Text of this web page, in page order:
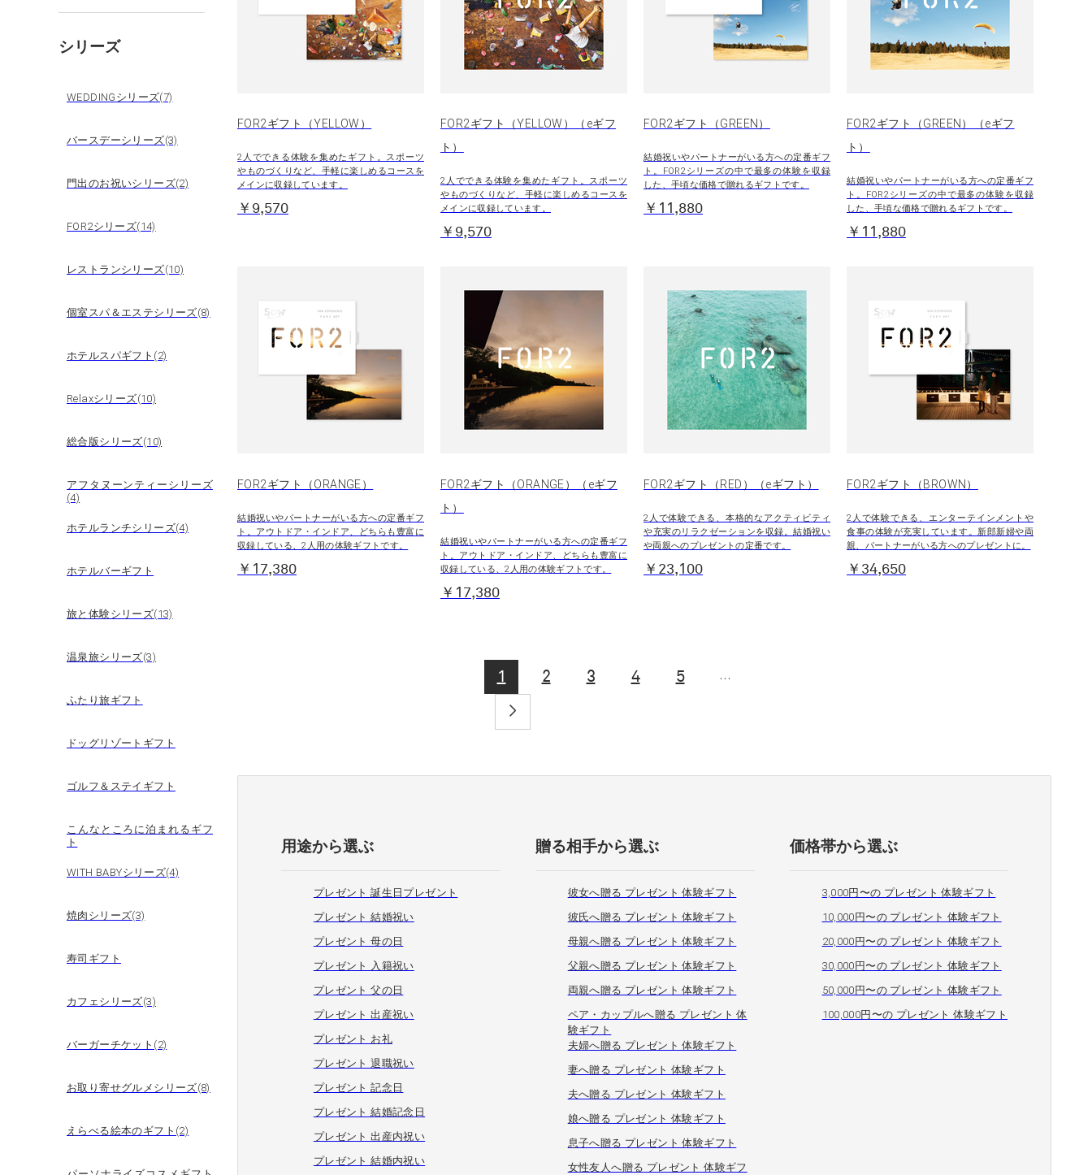
シリーズ
WEDDINGシリーズ(7)
バースデーシリーズ(3)
門出のお祝いシリーズ(2)
FOR2シリーズ(14)
レストランシリーズ(10)
個室スパ＆エステシリーズ(8)
ホテルスパギフト(2)
Relaxシリーズ(10)
総合版シリーズ(10)
アフタヌーンティーシリーズ
(4)
ホテルランチシリーズ(4)
ホテルバーギフト
旅と体験シリーズ(13)
温泉旅シリーズ(3)
ふたり旅ギフト
ドッグリゾートギフト
ゴルフ＆ステイギフト
こんなところに泊まれるギフ
ト
WITH BABYシリーズ(4)
焼肉シリーズ(3)
寿司ギフト
カフェシリーズ(3)
バーガーチケット(2)
お取り寄せグルメシリーズ(8)
えらべる絵本のギフト(2)
FOR2ギフト（YELLOW）
2人でできる体験を集めたギフト。スポーツ
やものづくりなど、手軽に楽しめるコースを
メインに収録しています。
￥9,570
FOR2ギフト（YELLOW）（eギフ
ト）
2人でできる体験を集めたギフト。スポーツ
やものづくりなど、手軽に楽しめるコースを
メインに収録しています。
￥9,570
FOR2ギフト（GREEN）
結婚祝いやパートナーがいる方への定番ギフ
ト。FOR2シリーズの中で最多の体験を収録
した、手頃な価格で贈れるギフトです。
￥11,880
FOR2ギフト（GREEN）（eギフ
ト）
結婚祝いやパートナーがいる方への定番ギフ
ト。FOR2シリーズの中で最多の体験を収録
した、手頃な価格で贈れるギフトです。
￥11,880
FOR2ギフト（ORANGE）
結婚祝いやパートナーがいる方への定番ギフ
ト。アウトドア・インドア、どちらも豊富に
収録している、2人用の体験ギフトです。
￥17,380
FOR2ギフト（ORANGE）（eギフ
ト）
結婚祝いやパートナーがいる方への定番ギフ
ト。アウトドア・インドア、どちらも豊富に
収録している、2人用の体験ギフトです。
￥17,380
FOR2ギフト（RED）（eギフト）
2人で体験できる、本格的なアクティビティ
や充実のリラクゼーションを収録。結婚祝い
や両親へのプレゼントの定番です。
￥23,100
FOR2ギフト（BROWN）
2人で体験できる、エンターテインメントや
食事の体験が充実しています。新郎新婦や両
親、パートナーがいる方へのプレゼントに。
￥34,650
1 2 3 4 5 ...
用途から選ぶ
プレゼント 誕生日プレゼント
プレゼント 結婚祝い
プレゼント 母の日
プレゼント 入籍祝い
プレゼント 父の日
プレゼント 出産祝い
プレゼント お礼
プレゼント 退職祝い
プレゼント 記念日
プレゼント 結婚記念日
プレゼント 出産内祝い
プレゼント 結婚内祝い
贈る相手から選ぶ
彼女へ贈る プレゼント 体験ギフト
彼氏へ贈る プレゼント 体験ギフト
母親へ贈る プレゼント 体験ギフト
父親へ贈る プレゼント 体験ギフト
両親へ贈る プレゼント 体験ギフト
ペア・カップルへ贈る プレゼント 体
験ギフト
夫婦へ贈る プレゼント 体験ギフト
妻へ贈る プレゼント 体験ギフト
夫へ贈る プレゼント 体験ギフト
娘へ贈る プレゼント 体験ギフト
息子へ贈る プレゼント 体験ギフト
女性友人へ贈る プレゼント 体験ギフ
価格帯から選ぶ
3,000円〜の プレゼント 体験ギフト
10,000円〜の プレゼント 体験ギフト
20,000円〜の プレゼント 体験ギフト
30,000円〜の プレゼント 体験ギフト
50,000円〜の プレゼント 体験ギフト
100,000円〜の プレゼント 体験ギフト